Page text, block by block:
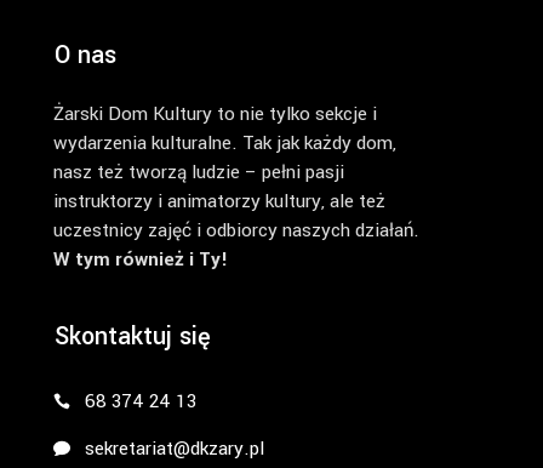
O nas
Żarski Dom Kultury to nie tylko sekcje i
wydarzenia kulturalne. Tak jak każdy dom,
nasz też tworzą ludzie – pełni pasji
instruktorzy i animatorzy kultury, ale też
uczestnicy zajęć i odbiorcy naszych działań.
W tym również i Ty!
Skontaktuj się
68 374 24 13
sekretariat@dkzary.pl